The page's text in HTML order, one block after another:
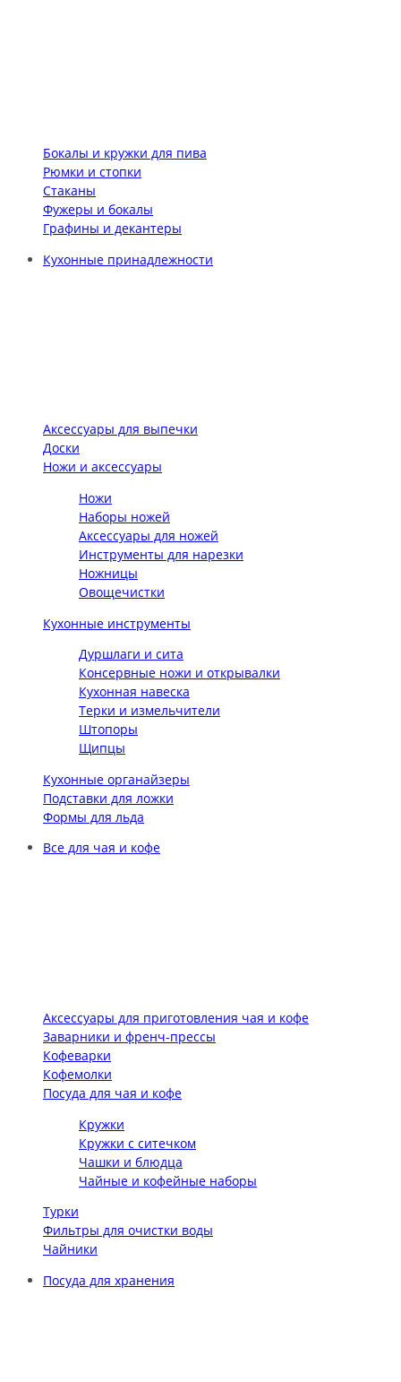
Бокалы и кружки для пива
Рюмки и стопки
Стаканы
Фужеры и бокалы
Графины и декантеры
Кухонные принадлежности
Аксессуары для выпечки
Доски
Ножи и аксессуары
Ножи
Наборы ножей
Аксессуары для ножей
Инструменты для нарезки
Ножницы
Овощечистки
Кухонные инструменты
Дуршлаги и сита
Консервные ножи и открывалки
Кухонная навеска
Терки и измельчители
Штопоры
Щипцы
Кухонные органайзеры
Подставки для ложки
Формы для льда
Все для чая и кофе
Аксессуары для приготовления чая и кофе
Заварники и френч-прессы
Кофеварки
Кофемолки
Посуда для чая и кофе
Кружки
Кружки с ситечком
Чашки и блюдца
Чайные и кофейные наборы
Турки
Фильтры для очистки воды
Чайники
Посуда для хранения